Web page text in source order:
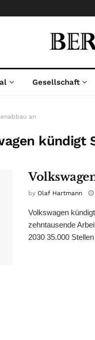
Gesellschaft
an
kündigt
by Olaf Hartmann
Volkswagen
zehntausende
2030 35.000